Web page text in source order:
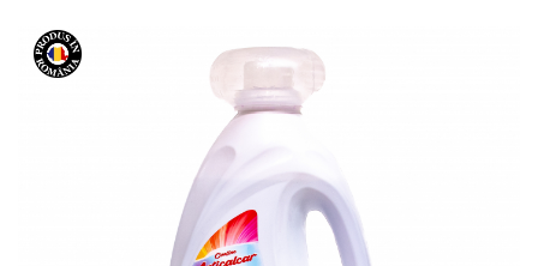
Intretinere masina de spalat
Insecticide si Capcane
Solutii desfundat tevi